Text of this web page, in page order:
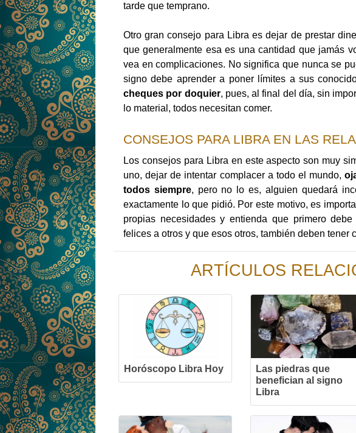
tarde que temprano.
Otro gran consejo para Libra es dejar de prestar
que generalmente esa es una cantidad que jamás
vea en complicaciones. No significa que nunca se
signo debe aprender a poner límites a sus
cheques por doquier, pues, al final del día, sin
lo material, todos necesitan comer.
CONSEJOS PARA LIBRA EN LAS
Los consejos para Libra en este aspecto son muy
uno, dejar de intentar complacer a todo el mundo,
todos siempre, pero no lo es, alguien quedará
exactamente lo que pidió. Por este motivo, es
propias necesidades y entienda que primero
felices a otros y que esos otros, también deben tener
ARTÍCULOS
Horóscopo Libra Hoy
Las piedras que
benefician al signo
Libra